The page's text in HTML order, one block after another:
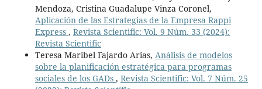
Mendoza, Cristina Guadalupe Vinza Coronel,
Aplicación de las Estrategias de la Empresa Rappi
Express , Revista Scientific: Vol. 9 Núm. 33 (2024):
Revista Scientific
Teresa Maribel Fajardo Arias, Análisis de modelos
sobre la planificación estratégica para programas
sociales de los GADs , Revista Scientific: Vol. 7 Núm. 25